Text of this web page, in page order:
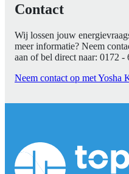
Contact
Wij lossen jouw
meer informatie? Neem
aan of bel direct naar: 0172 -
Neem contact op met Yosha